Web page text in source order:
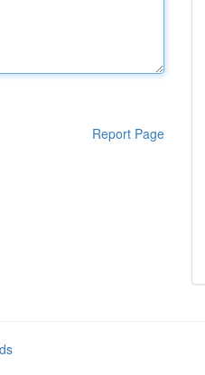
Report Page